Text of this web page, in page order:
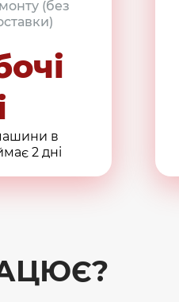
(без
в
2 дні